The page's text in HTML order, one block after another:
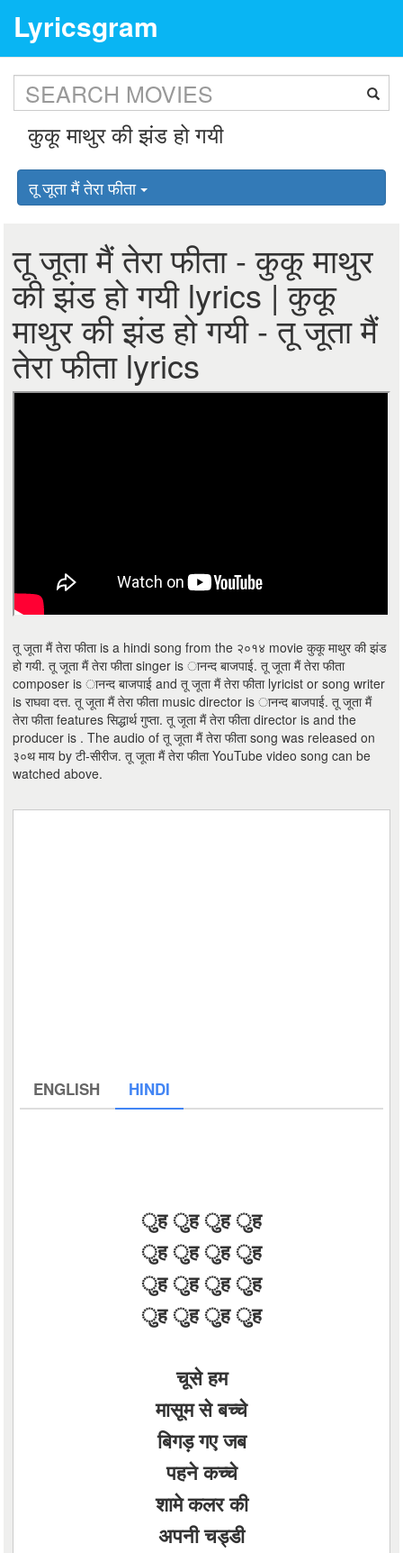
Lyricsgram
तू जूता मैं तेरा फीता
तू जूता मैं तेरा फीता - कुकू माथुर
की झंड हो गयी lyrics | कुकू
माथुर की झंड हो गयी - तू जूता मैं
तेरा फीता lyrics
तू जूता मैं तेरा फीता is a hindi song from the २०१४ movie कुकू माथुर की झंड
हो गयी. तू जूता मैं तेरा फीता singer is ानन्द बाजपाई. तू जूता मैं तेरा फीता
composer is ानन्द बाजपाई and तू जूता मैं तेरा फीता lyricist or song writer
is राघवा दत्त. तू जूता मैं तेरा फीता music director is ानन्द बाजपाई. तू जूता मैं
तेरा फीता features सिद्धार्थ गुप्ता. तू जूता मैं तेरा फीता director is and the
producer is . The audio of तू जूता मैं तेरा फीता song was released on
३०थ माय by टी-सीरीज. तू जूता मैं तेरा फीता YouTube video song can be
watched above.
ENGLISH HINDI
ुह ुह ुह ुह
ुह ुह ुह ुह
ुह ुह ुह ुह
ुह ुह ुह ुह
चूसे हम
मासूम से बच्चे
बिगड़ गए जब
पहने कच्चे
शामे कलर की
अपनी चड्डी